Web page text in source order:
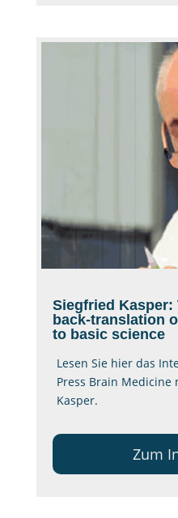
Siegfried
back-translation
to basic science
Lesen Sie hier das
Press Brain Medicine
Kasper.
Zum